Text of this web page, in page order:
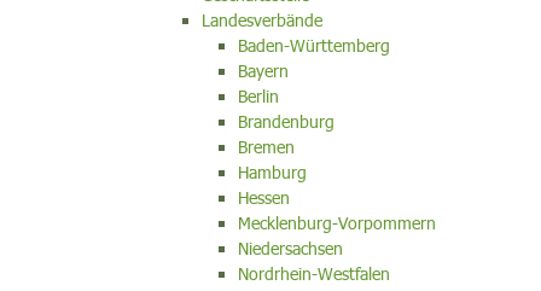
Landesverbände
Baden-Württemberg
Bayern
Berlin
Brandenburg
Bremen
Hamburg
Hessen
Mecklenburg-Vorpommern
Niedersachsen
Nordrhein-Westfalen